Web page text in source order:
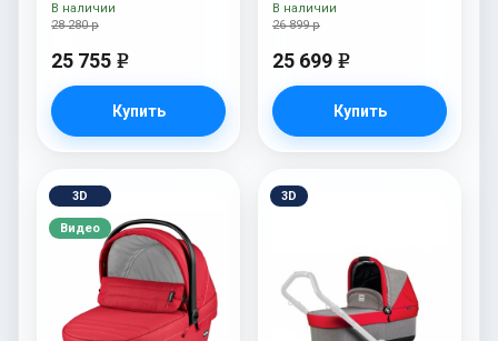
28 280 р
25 755 e
Купить
В наличии
26 899 р
25 699 e
Купить
В наличии
3D
Видео
3D